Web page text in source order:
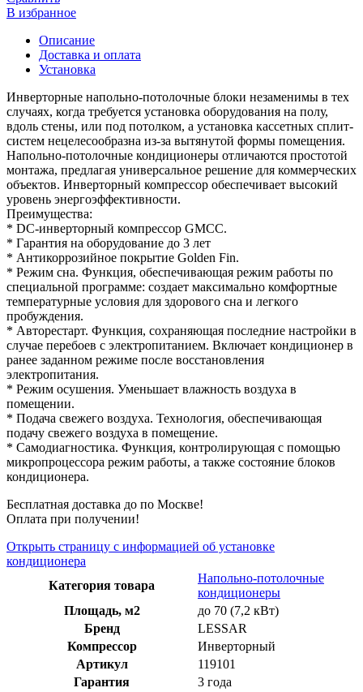
В избранное
Описание
Доставка и оплата
Установка
Инверторные напольно-потолочные блоки незаменимы в тех
случаях, когда требуется установка оборудования на полу,
вдоль стены, или под потолком, а установка кассетных сплит-
систем нецелесообразна из-за вытянутой формы помещения.
Напольно-потолочные кондиционеры отличаются простотой
монтажа, предлагая универсальное решение для коммерческих
объектов. Инверторный компрессор обеспечивает высокий
уровень энергоэффективности.
Преимущества:
* DС-инверторный компрессор GMCC.
* Гарантия на оборудование до 3 лет
* Антикоррозийное покрытие Golden Fin.
* Режим сна. Функция, обеспечивающая режим работы по
специальной программе: создает максимально комфортные
температурные условия для здорового сна и легкого
пробуждения.
* Авторестарт. Функция, сохраняющая последние настройки в
случае перебоев с электропитанием. Включает кондиционер в
ранее заданном режиме после восстановления
электропитания.
* Режим осушения. Уменьшает влажность воздуха в
помещении.
* Подача свежего воздуха. Технология, обеспечивающая
подачу свежего воздуха в помещение.
* Самодиагностика. Функция, контролирующая с помощью
микропроцессора режим работы, а также состояние блоков
кондиционера.
Бесплатная доставка до по Москве!
Оплата при получении!
Открыть страницу с информацией об установке
кондиционера
Категория товара
Напольно-потолочные
кондиционеры
Площадь, м2
до 70 (7,2 кВт)
Бренд
LESSAR
Компрессор
Инверторный
Артикул
119101
Гарантия
3 года